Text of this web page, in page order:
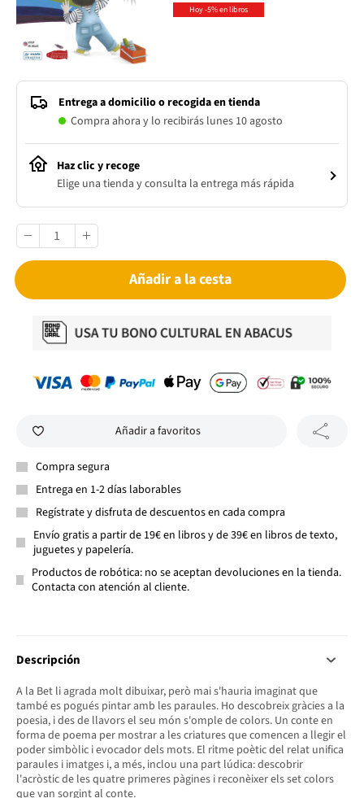
Hoy -5% en libros
Entrega a domicilio o recogida en tienda
Compra ahora y lo recibirás lunes 10 agosto
Haz clic y recoge
Elige una tienda y consulta la entrega más rápida
Añadir a la cesta
Añadir a favoritos
Compra segura
Entrega en 1-2 días laborables
Regístrate y disfruta de descuentos en cada compra
Envío gratis a partir de 19€ en libros y de 39€ en libros de texto,
juguetes y papelería.
Productos de robótica: no se aceptan devoluciones en la tienda.
Contacta con atención al cliente.
Descripción
A la Bet li agrada molt dibuixar, però mai s'hauria imaginat que
també es pogués pintar amb les paraules. Ho descobreix gràcies a la
poesia, i des de llavors el seu món s'omple de colors. Un conte en
forma de poema per mostrar a les criatures que comencen a llegir el
poder simbòlic i evocador dels mots. El ritme poètic del relat unifica
paraules i imatges i, a més, inclou una part lúdica: descobrir
l'acròstic de les quatre primeres pàgines i reconèixer els set colors
que van sorgint al conte.